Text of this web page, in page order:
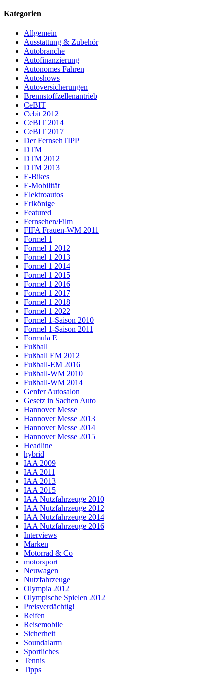
Kategorien
Allgemein
Ausstattung & Zubehör
Autobranche
Autofinanzierung
Autonomes Fahren
Autoshows
Autoversicherungen
Brennstoffzellenantrieb
CeBIT
Cebit 2012
CeBIT 2014
CeBIT 2017
Der FernsehTIPP
DTM
DTM 2012
DTM 2013
E-Bikes
E-Mobilität
Elektroautos
Erlkönige
Featured
Fernsehen/Film
FIFA Frauen-WM 2011
Formel 1
Formel 1 2012
Formel 1 2013
Formel 1 2014
Formel 1 2015
Formel 1 2016
Formel 1 2017
Formel 1 2018
Formel 1 2022
Formel 1-Saison 2010
Formel 1-Saison 2011
Formula E
Fußball
Fußball EM 2012
Fußball-EM 2016
Fußball-WM 2010
Fußball-WM 2014
Genfer Autosalon
Gesetz in Sachen Auto
Hannover Messe
Hannover Messe 2013
Hannover Messe 2014
Hannover Messe 2015
Headline
hybrid
IAA 2009
IAA 2011
IAA 2013
IAA 2015
IAA Nutzfahrzeuge 2010
IAA Nutzfahrzeuge 2012
IAA Nutzfahrzeuge 2014
IAA Nutzfahrzeuge 2016
Interviews
Marken
Motorrad & Co
motorsport
Neuwagen
Nutzfahrzeuge
Olympia 2012
Olympische Spielen 2012
Preisverdächtig!
Reifen
Reisemobile
Sicherheit
Soundalarm
Sportliches
Tennis
Tipps